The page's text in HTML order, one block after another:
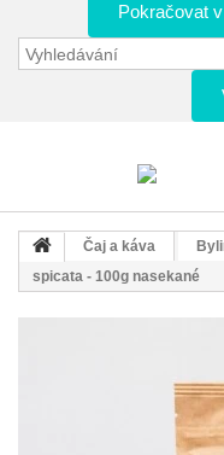
Pokračovat
Čaj a káva
spicata - 100g nasekané